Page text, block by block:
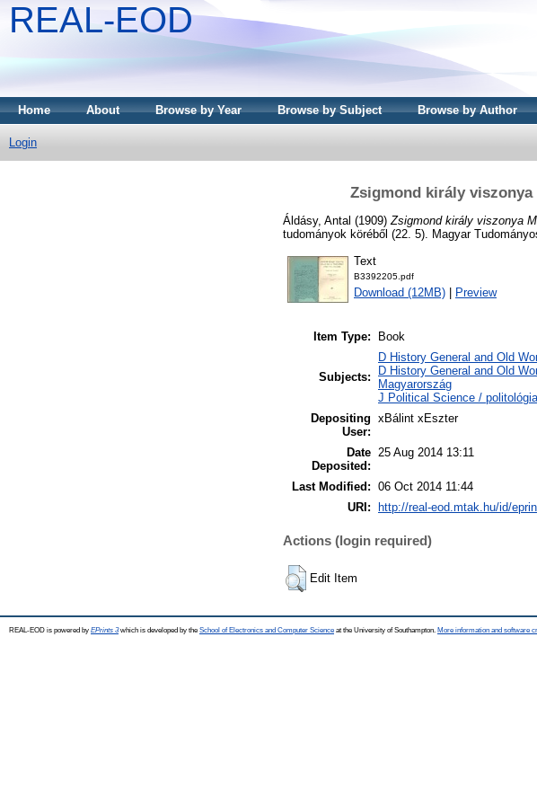
REAL-EOD
Home About Browse by Year Browse by Subject Browse by Author
Login
Zsigmond király viszonya
Áldásy, Antal (1909) Zsigmond király viszonya
tudományok köréből (22. 5). Magyar
Text
B3392205.pdf
Download (12MB) Preview
Item Type: Book
Subjects:
D History General and Old
D History General and Old
Magyarország
J Political Science /
Depositing
User:
xBálint xEszter
Date
Deposited:
25 Aug 2014 13:11
Last Modified: 06 Oct 2014 11:44
URI:
http://real-eod.mtak.hu/id/
Actions (login required)
Edit Item
REAL-EOD is powered by EPrints 3which is developed by the School of Electronics and Computer Science at the University of Southampton. More information and software